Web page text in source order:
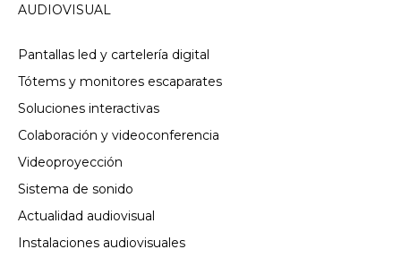
AUDIOVISUAL
Pantallas led y cartelería digital
Tótems y monitores escaparates
Soluciones interactivas
Colaboración y videoconferencia
Videoproyección
Sistema de sonido
Actualidad audiovisual
Instalaciones audiovisuales